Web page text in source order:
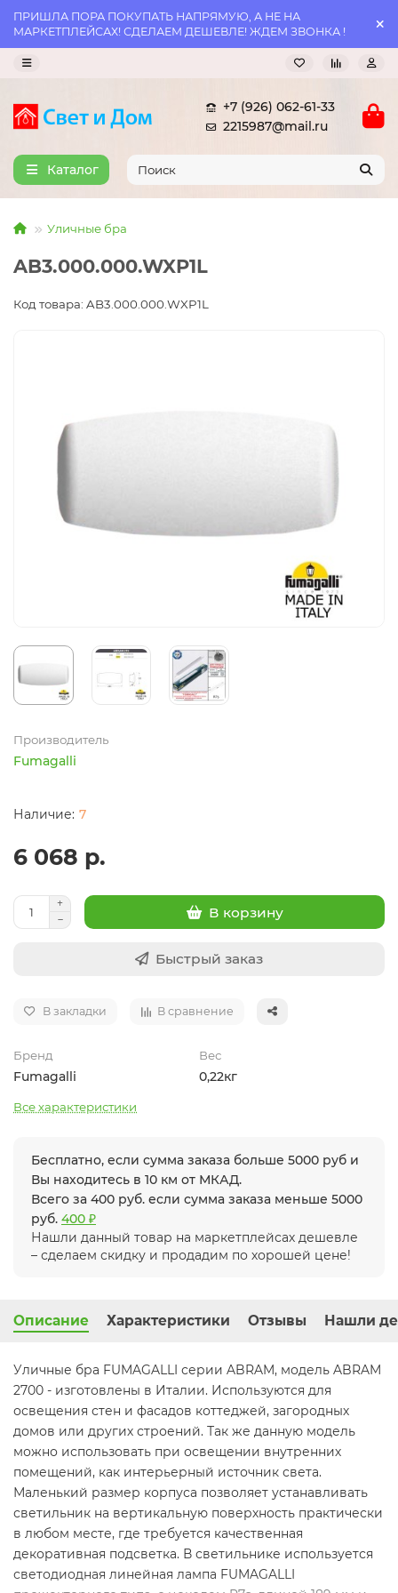
ПРИШЛА ПОРА ПОКУПАТЬ НАПРЯМУЮ, А НЕ НА
МАРКЕТПЛЕЙСАХ! СДЕЛАЕМ ДЕШЕВЛЕ! ЖДЕМ ЗВОНКА !
+7 (926) 062-61-33
2215987@mail.ru
Каталог
Уличные бра
AB3.000.000.WXP1L
Код товара: AB3.000.000.WXP1L
Производитель
Fumagalli
7
6 068 р.
В корзину
Быстрый заказ
В закладки В сравнение
Бренд
Fumagalli
Вес
0,22кг
Все характеристики
Бесплатно, если сумма заказа больше 5000 руб и
Вы находитесь в 10 км от МКАД.
Всего за 400 руб. если сумма заказа меньше 5000
руб. 400 ₽
Нашли данный товар на маркетплейсах дешевле
– сделаем скидку и продадим по хорошей цене!
Описание Характеристики Отзывы Нашли
Уличные бра FUMAGALLI серии ABRAM, модель ABRAM
2700 - изготовлены в Италии. Используются для
освещения стен и фасадов коттеджей, загородных
домов или других строений. Так же данную модель
можно использовать при освещении внутренних
помещений, как интерьерный источник света.
Маленький размер корпуса позволяет устанавливать
светильник на вертикальную поверхность практически
в любом месте, где требуется качественная
декоративная подсветка. В светильнике используется
светодиодная линейная лампа FUMAGALLI